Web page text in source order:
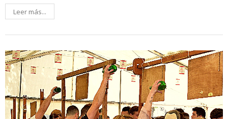
Leer más...